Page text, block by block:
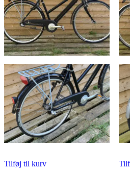
Tilføj til kurv